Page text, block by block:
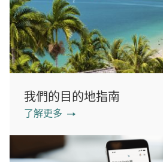
我們的目的地指南
了解更多